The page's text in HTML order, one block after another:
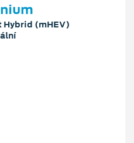
Hybrid (mHEV)